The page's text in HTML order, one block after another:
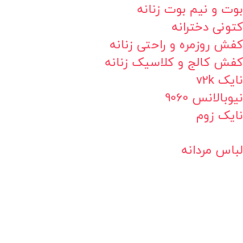
بوت و نیم بوت زنانه
کتونی دخترانه
کفش روزمره و راحتی زنانه
کفش کالج و کلاسیک زنانه
نایک v2k
نیوبالانس 9060
نایک زوم
لباس مردانه